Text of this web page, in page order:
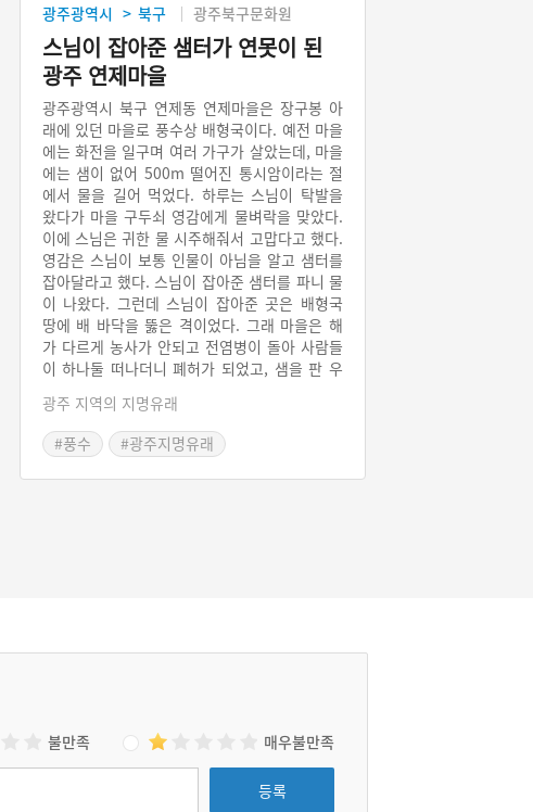
광주광역시 > 북구 광주북구문화원
스님이 잡아준 샘터가 연못이 된
광주 연제마을
광주광역시 북구 연제동 연제마을은 장구봉 아
래에 있던 마을로 풍수상 배형국이다. 예전 마을
에는 화전을 일구며 여러 가구가 살았는데, 마을
에는 샘이 없어 500m 떨어진 통시암이라는 절
에서 물을 길어 먹었다. 하루는 스님이 탁발을
왔다가 마을 구두쇠 영감에게 물벼락을 맞았다.
이에 스님은 귀한 물 시주해줘서 고맙다고 했다.
영감은 스님이 보통 인물이 아님을 알고 샘터를
잡아달라고 했다. 스님이 잡아준 샘터를 파니 물
이 나왔다. 그런데 스님이 잡아준 곳은 배형국
땅에 배 바닥을 뚫은 격이었다. 그래 마을은 해
가 다르게 농사가 안되고 전염병이 돌아 사람들
이 하나둘 떠나더니 폐허가 되었고, 샘을 판 우
대 사람들은 이 연못을 연제라 부르며, 화전을
하던 마을 또한 연제마을이라 했다.
광주 지역의 지명유래
#풍수
#광주지명유래
불만족 매우불만족
등록